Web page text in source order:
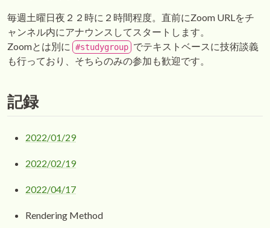
毎週土曜日夜２２時に２時間程度。直前にZoom URLをチ
ャンネル内にアナウンスしてスタートします。
Zoomとは別に
#studygroup でテキストベースに技術談義
も行っており、そちらのみの参加も歓迎です。
記録
2022/01/29
2022/02/19
2022/04/17
Rendering Method